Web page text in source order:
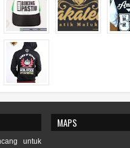
untuk
MAPS